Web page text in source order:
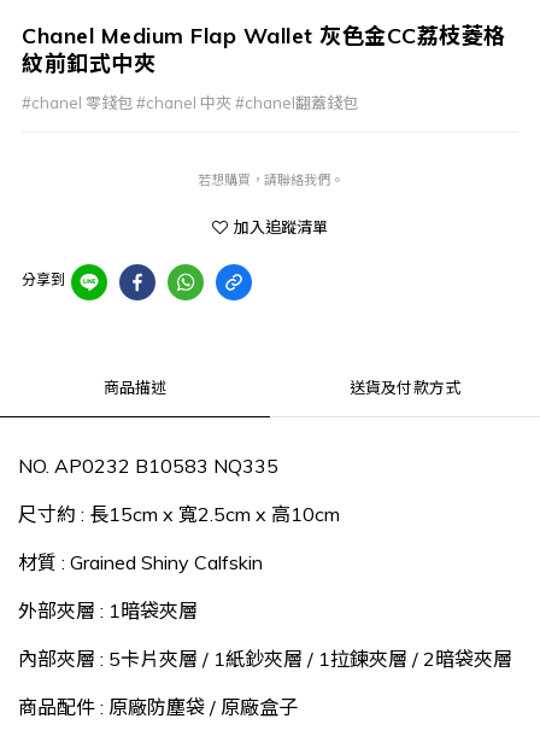
Chanel Medium Flap Wallet 灰色金CC荔枝菱格
紋前釦式中夾
#chanel 零錢包 #chanel 中夾 #chanel翻蓋錢包
若想購買，請聯絡我們。
加入追蹤清單
分享到
商品描述 送貨及付款方式
NO. AP0232 B10583 NQ335
尺寸約 : 長15cm x 寬2.5cm x 高10cm
材質 : Grained Shiny Calfskin
外部夾層 : 1暗袋夾層
內部夾層 : 5卡片夾層 / 1紙鈔夾層 / 1拉鍊夾層 / 2暗袋夾層
商品配件 : 原廠防塵袋 / 原廠盒子